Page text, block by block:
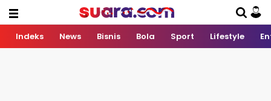
Indeks News Bisnis Bola Sport Lifestyle